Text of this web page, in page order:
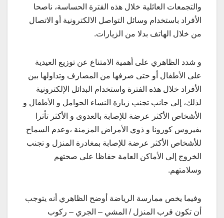
والتجمعات العائلية خلال هذه الفترة الحساسة، ناصحا
الأفراد باستخدام وسائل التواصل الالكترونية أو الاتصال
من خلال الهاتف بدلا من الزيارات.
و شدد الظاهري على أهمية الامتناع عن توزيع العيدية
على الأطفال أو حتى صرفها من المصارف وتداولها بين
الأفراد خلال هذه الفترة واستخدام البدائل الإلكترونية
لذلك، إلى جانب تجنب زيارة النساء الحوامل و الأطفال و
الأشخاص الأكثر عرضة للإصابة بالعدوى و الأكثر تأثرا
بفيروس كورونا و ذوي الأمراض المزمنة ،وعدم السماح
للأشخاص الأكثر عرضة للإصابة بمغادرة المنزل و تجنب
الخروج إلى الأماكن العامة حفاظا على صحتهم
وسلامتهم.
وفيما يخص ممارسة الرياضة أوضح الظاهري أنه يتوجب
أن تكون قرب المنزل / المشي – الجري – ركوب